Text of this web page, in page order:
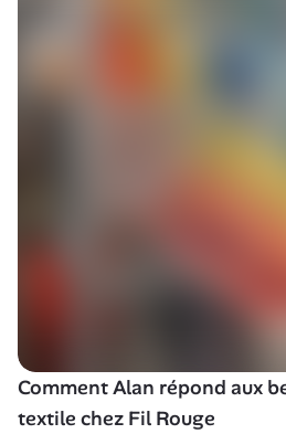
Comment Alan répond aux
textile chez Fil Rouge